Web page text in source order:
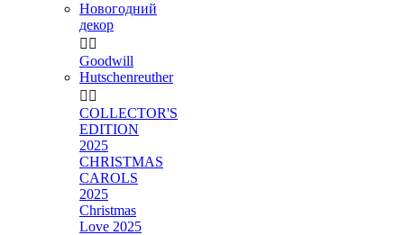
Новогодний
декор
 
Goodwill
Hutschenreuther
 
COLLECTOR'S
EDITION
2025
CHRISTMAS
CAROLS
2025
Christmas
Love 2025